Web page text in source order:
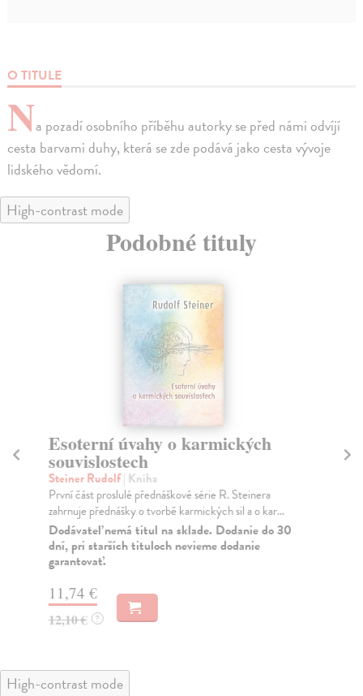
O TITULE
Na pozadí osobního příběhu autorky se před námi odvíjí
cesta barvami duhy, která se zde podává jako cesta vývoje
lidského vědomí.
High-contrast mode
Podobné tituly
Esoterní úvahy o karmických
souvislostech
Steiner Rudolf| Kniha
První část proslulé přednáškové série R. Steinera
zahrnuje přednášky o tvorbě karmických sil a o kar...
Dodávateľ nemá titul na sklade. Dodanie do 30
dní, pri starších tituloch nevieme dodanie
garantovať.
11,74 €
12,10 € ?
High-contrast mode